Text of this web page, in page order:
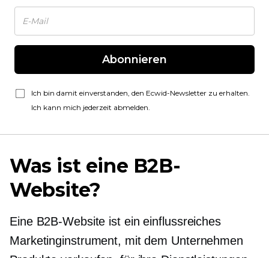
Abonnieren
Ich bin damit einverstanden, den Ecwid-Newsletter zu erhalten.
Ich kann mich jederzeit abmelden.
Was ist eine B2B-
Website?
Eine B2B-Website ist ein einflussreiches
Marketinginstrument, mit dem Unternehmen